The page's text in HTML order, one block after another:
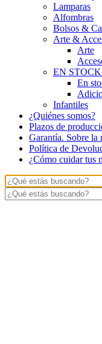
Lamparas
Alfombras
Bolsos &
Arte &
Arte
EN
En
Infantiles
¿Quiénes somos?
Plazos de
Garantía. Sobre la
Política de
¿Cómo cuidar tus